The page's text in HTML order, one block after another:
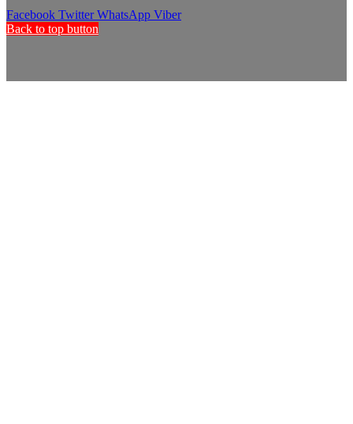
Facebook Twitter WhatsApp Viber
Back to top button